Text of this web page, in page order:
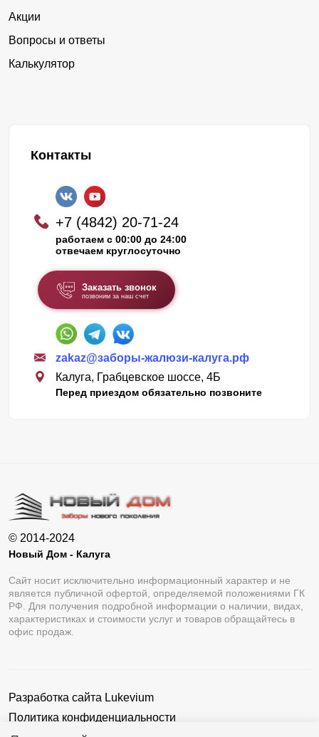
Акции
Вопросы и ответы
Калькулятор
Контакты
+7 (4842) 20-71-24
работаем с 00:00 до 24:00
отвечаем круглосуточно
Заказать звонок
позвоним за наш счет
zakaz@заборы-жалюзи-калуга.рф
Калуга, Грабцевское шоссе, 4Б
Перед приездом обязательно позвоните
© 2014-2024
Новый Дом - Калуга
Сайт носит исключительно информационный характер и не
является публичной офертой, определяемой положениями ГК
РФ. Для получения подробной информации о наличии, видах,
характеристиках и стоимости услуг и товаров обращайтесь в
офис продаж.
Разработка сайта Lukevium
Политика конфиденциальности
Пользовательское соглашение